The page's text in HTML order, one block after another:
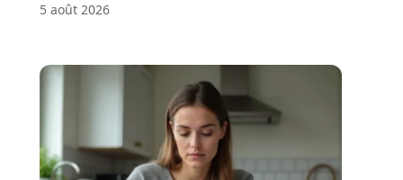
5 août 2026